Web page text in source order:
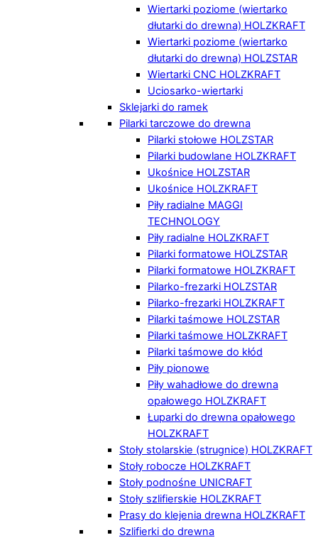
Wiertarki poziome (wiertarko
dłutarki do drewna) HOLZKRAFT
Wiertarki poziome (wiertarko
dłutarki do drewna) HOLZSTAR
Wiertarki CNC HOLZKRAFT
Uciosarko-wiertarki
Sklejarki do ramek
Pilarki tarczowe do drewna
Pilarki stołowe HOLZSTAR
Pilarki budowlane HOLZKRAFT
Ukośnice HOLZSTAR
Ukośnice HOLZKRAFT
Piły radialne MAGGI
TECHNOLOGY
Piły radialne HOLZKRAFT
Pilarki formatowe HOLZSTAR
Pilarki formatowe HOLZKRAFT
Pilarko-frezarki HOLZSTAR
Pilarko-frezarki HOLZKRAFT
Pilarki taśmowe HOLZSTAR
Pilarki taśmowe HOLZKRAFT
Pilarki taśmowe do kłód
Piły pionowe
Piły wahadłowe do drewna
opałowego HOLZKRAFT
Łuparki do drewna opałowego
HOLZKRAFT
Stoły stolarskie (strugnice) HOLZKRAFT
Stoły robocze HOLZKRAFT
Stoły podnośne UNICRAFT
Stoły szlifierskie HOLZKRAFT
Prasy do klejenia drewna HOLZKRAFT
Szlifierki do drewna